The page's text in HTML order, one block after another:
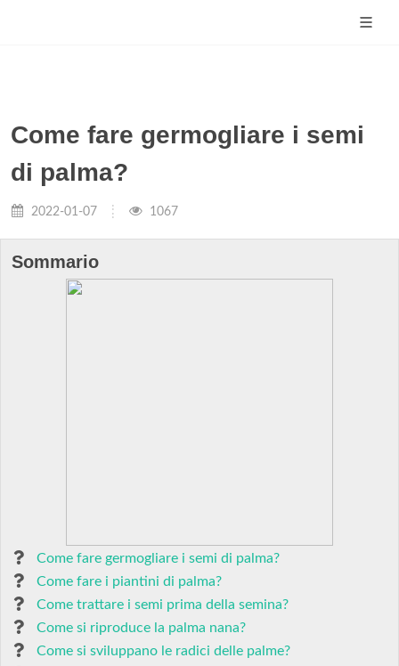
Come fare germogliare i semi
di palma?
2022-01-07 1067
Sommario
Come fare germogliare i semi di palma?
Come fare i piantini di palma?
Come trattare i semi prima della semina?
Come si riproduce la palma nana?
Come si sviluppano le radici delle palme?